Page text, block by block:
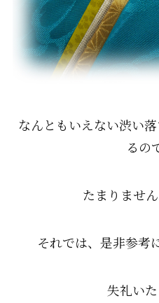
なんともいえない渋い
るの
たまりませ
それでは、是非参考
失礼いた